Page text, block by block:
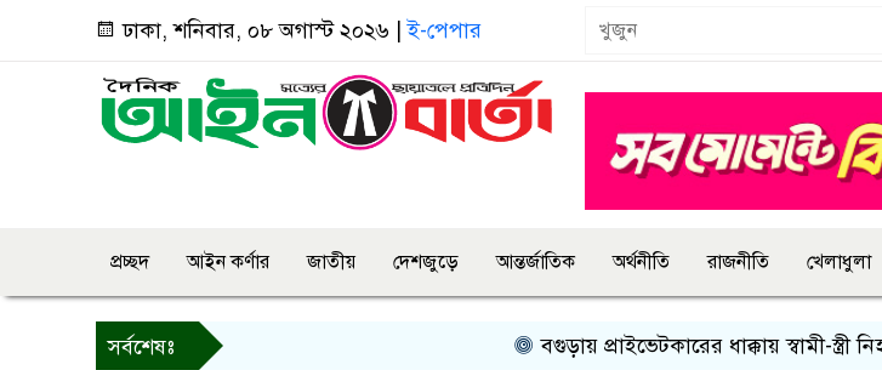
ঢাকা, শনিবার, ০৮ অগাস্ট ২০২৬ |ই-পেপার
প্রচ্ছদ আইন কর্ণার জাতীয় দেশজুড়ে আন্তর্জাতিক অর্থনীতি রাজনীতি খেলাধুলা
সর্বশেষঃ বগুড়ায় প্রাইভেটকারের ধাক্কায় স্বামী-স্ত্রী নিহত